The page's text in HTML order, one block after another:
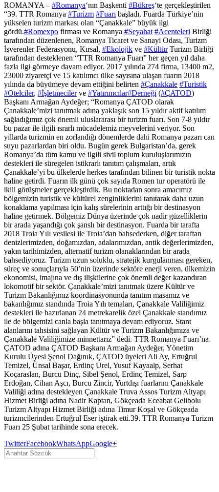
ROMANYA – #Romanya‘nın Başkenti #Bükreş‘te gerçekleştirilen
“39. TTR Romanya #Turizm #Fuarı başladı. Fuarda Türkiye’nin
yükselen turizm markası olan “Çanakkale” büyük ilgi
gördü.#Romexpo firması ve Romanya #Seyahat #Acenteleri Birliği
tarafından düzenlenen, Romanya Ticaret ve Sanayi Odası, Turizm
İşverenler Federasyonu, Kırsal, #Ekolojik ve #KültürTurizm Birliği
tarafından desteklenen “TTR Romanya Fuarı” her geçen yıl daha
fazla ilgi görmeye davam ediyor. 2017 yılında 274 firma, 13400 m2,
23000 ziyaretçi ve 15 katılımcı ülke sayısına ulaşan fuarın 2018
yılında da büyümeye devam ettiğini belirten #Çanakkale #Turistik
#Otelciler, #İşletmecilerve #Yatırımcılar#Derneği (#ÇATOD)
Başkanı Armağan Aydeğer; “Romanya ÇATOD olarak
Çanakkale’mizi tanıtmak adına yaklaşık son 15 yıldır aktif katılım
sağladığımız çok önemli uluslararası bir turizm fuarı. Son 7-8 yıldır
bu pazar ile ilgili ısrarlı mücadelemiz meyvelerini veriyor. Son
yıllarda turizmin en zorlandığı dönemlerde dahi Romanya pazarı can
suyu pazarlardan biri oldu. Bugün gerek Bulgaristan’da, gerek
Romanya’da tüm kamu ve ilgili sivil toplum kuruluşlarımızın
destekleri ile süregelen istikrarlı tanıtım çalışmaları, artık
Çanakkale’yi bu ülkelerde herkes tarafından bilinen bir turistik nokta
haline getirdi. Fuarın ilk günü çok sayıda Romen tur operatörü ile
ikili görüşmeler gerçekleştirdik. Bu noktadan sonra amacımız
bölgemizin turistik ve kültürel zenginliklerini tanıtarak daha uzun
konaklama yapılması için kalış sürelerinin arttığı bir destinasyon
haline getirmek. Bölgemiz Dünya üzerinde çok nadir güzelliklerin
bir arada yaşandığı çok şanslı bir destinasyon. Fuarda bir tarafta
2018 Troia Yılı vesilesi ile Troia’dan bahsederken, diğer taraftan
denizlerimizden, doğamızdan, adalarımızdan, antik değerlerimizden,
yakın tarihimizden, alternatif turizm olanaklarından bir arada
bahsediyoruz. Turizm uzun soluklu, stratejik kurgulanması gereken,
süreç ve sonuçlarıyla 50’nin üzerinde sektöre enerji veren, ülkemizin
ekonomisi, imajına ve dış ilişkilerine çok önemli değer kazandıran
lokomotif bir sektör. Çanakkale’mizi tanıtmak üzere Kültür ve
Turizm Bakanlığımız koordinasyonunda tanıtım masamız ve
bakanlığımız standında Troia Yılı temaları, Çanakkale Valiliğimiz
destekleri ile hazırlanan 24 metrekarelik özel Çanakkale standımız
ile de bölgemizi canla başla tanıtmaya devam ediyoruz. Stant
alanlarını tahsisini sağlayan Kültür ve Turizm Bakanlığımıza ve
Çanakkale Valiliğimize minnettarız” dedi. TTR Romanya Fuarı’na
ÇATOD adına ÇATOD Başkanı Armağan Aydeğer, Yönetim
Kurulu Üyesi Şenol Dağınık, ÇATOD üyeleri Ali Ay, Ertuğrul
Temizel, Ünsal Başar, Erdinç Urel, Yusuf Kayaalp, Serhat
Koçaraslan, Burcu Dinç, Sibel Şenol, Erdinç Temizel, Sarp
Erdoğan, Cihan Aşcı, Burcu Zincir, Yurtdışı fuarlarını Çanakkale
Valiliği adına destekleyen Çanakkale Truva Assos Turizm Altyapı
Hizmet Birliği adına Nadir Kaptan, Gökçeada Eceabat Gelibolu
Turizm Altyapı Hizmet Birliği adına Timur Koşal ve Gökçeada
turizmcilerinden Ertuğrul Eser iştirak etti.39. TTR Romanya Turizm
Fuarı 25 Şubat tarihinde sona erecek.
TwitterFacebookWhatsAppGoogle+